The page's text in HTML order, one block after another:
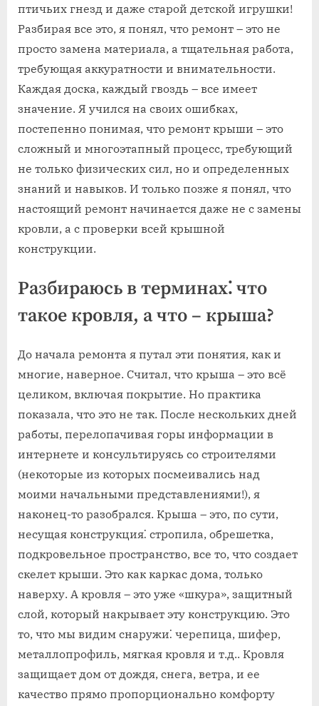
птичьих гнезд и даже старой детской игрушки!
Разбирая все это, я понял, что ремонт – это не
просто замена материала, а тщательная работа,
требующая аккуратности и внимательности.
Каждая доска, каждый гвоздь – все имеет
значение. Я учился на своих ошибках,
постепенно понимая, что ремонт крыши – это
сложный и многоэтапный процесс, требующий
не только физических сил, но и определенных
знаний и навыков. И только позже я понял, что
настоящий ремонт начинается даже не с замены
кровли, а с проверки всей крышной
конструкции.
Разбираюсь в терминах⁚ что
такое кровля, а что – крыша?
До начала ремонта я путал эти понятия, как и
многие, наверное. Считал, что крыша – это всё
целиком, включая покрытие. Но практика
показала, что это не так. После нескольких дней
работы, перелопачивая горы информации в
интернете и консультируясь со строителями
(некоторые из которых посмеивались над
моими начальными представлениями!), я
наконец-то разобрался. Крыша – это, по сути,
несущая конструкция⁚ стропила, обрешетка,
подкровельное пространство, все то, что создает
скелет крыши. Это как каркас дома, только
наверху. А кровля – это уже «шкура», защитный
слой, который накрывает эту конструкцию. Это
то, что мы видим снаружи⁚ черепица, шифер,
металлопрофиль, мягкая кровля и т.д.. Кровля
защищает дом от дождя, снега, ветра, и ее
качество прямо пропорционально комфорту